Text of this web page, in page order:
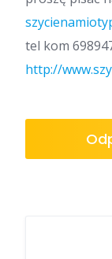
tel kom
http://